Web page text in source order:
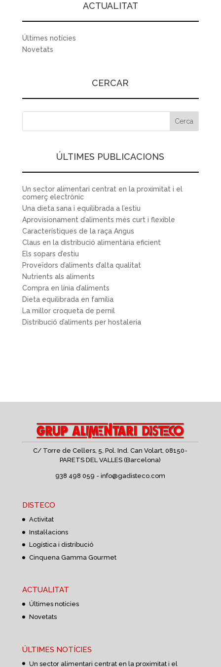
ACTUALITAT
Últimes notícies
Novetats
CERCAR
ÚLTIMES PUBLICACIONS
Un sector alimentari centrat en la proximitat i el
comerç electrònic
Una dieta sana i equilibrada a l’estiu
Aprovisionament d’aliments més curt i flexible
Característiques de la raça Angus
Claus en la distribució alimentària eficient
Els sopars d’estiu
Proveïdors d’aliments d’alta qualitat
Nutrients als aliments
Compra en línia d’aliments
Dieta equilibrada en família
La millor croqueta de pernil
Distribució d’aliments per hostaleria
C/ Torre de Cellers, 5, Pol. Ind. Can Volart,08150-
PARETS DEL VALLES (Barcelona)
938 498 059 -info@gadisteco.com
DISTECO
Activitat
Instal·lacions
Logística i distribució
Cinquena Gamma Gourmet
ACTUALITAT
Últimes notícies
Novetats
ÚLTIMES NOTÍCIES
Un sector alimentari centrat en la proximitat i el